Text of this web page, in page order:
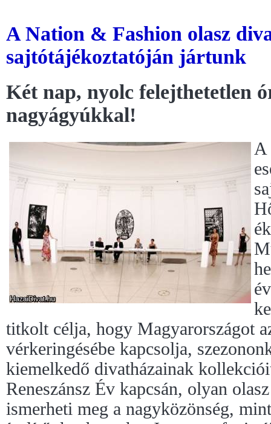
A Nation & Fashion olasz
sajtótájékoztatóján jártunk
Két nap, nyolc felejthetetlen
nagyágyúkkal!
A
titkolt célja, hogy Magyarországot
vérkeringésébe kapcsolja,
kiemelkedő divatházainak
Reneszánsz Év kapcsán, olyan
ismerheti meg a nagyközönség,